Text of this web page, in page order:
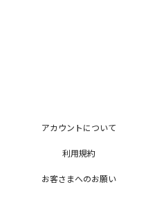
アカウントについて
利用規約
お客さまへのお願い